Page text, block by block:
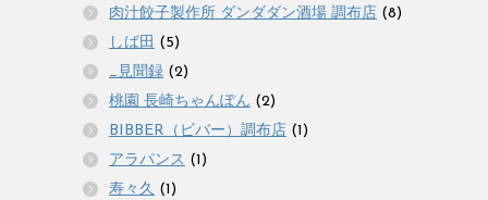
肉汁餃子製作所 ダンダダン酒場 調布店 (8)
しば田 (5)
_見聞録 (2)
桃園 長崎ちゃんぽん (2)
BIBBER（ビバー）調布店 (1)
アラパンス (1)
寿々久 (1)